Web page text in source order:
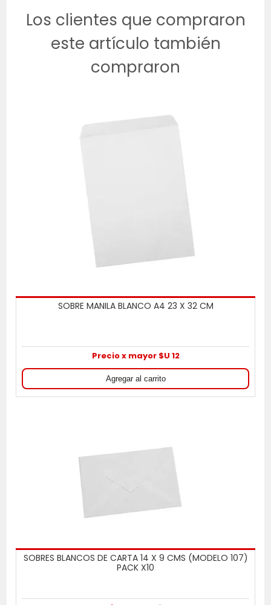
Los clientes que compraron
este artículo también
compraron
SOBRE MANILA BLANCO A4 23 X 32 CM
Precio x mayor $U 12
SOBRES BLANCOS DE CARTA 14 X 9 CMS (MODELO 107)
PACK X10